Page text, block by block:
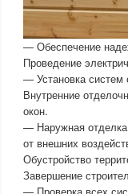
— Обеспечение
Проведение
— Установка систем
Внутренние
окон.
— Наружная
от внешних
Обустройство
Завершение